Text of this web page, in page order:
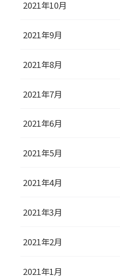
2021年10月
2021年9月
2021年8月
2021年7月
2021年6月
2021年5月
2021年4月
2021年3月
2021年2月
2021年1月